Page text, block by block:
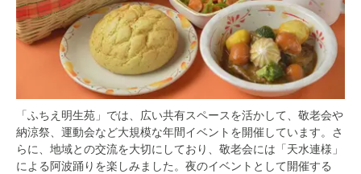
「ふちえ明生苑」では、広い共有スペースを活かして、敬老会や
納涼祭、運動会など大規模な年間イベントを開催しています。さ
らに、地域との交流を大切にしており、敬老会には「天水連様」
による阿波踊りを楽しみました。夜のイベントとして開催する